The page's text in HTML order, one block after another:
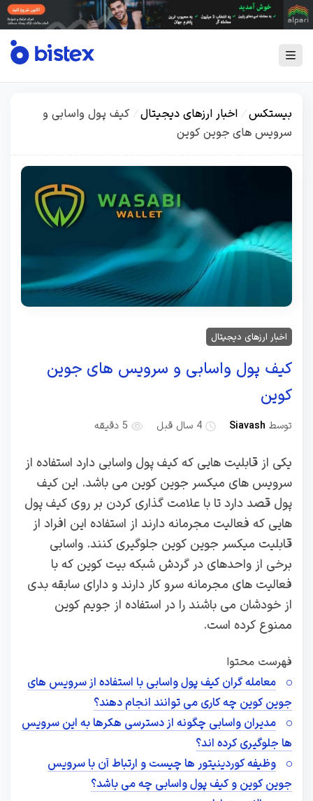
بیستکس اخبار ارزهای دیجیتال
کیف پول واسابی و
سرویس های جوین کوین
اخبار ارزهای دیجیتال
کیف پول واسابی و سرویس های جوین
کوین
توسط Siavash 4 سال قبل 5 دقیقه
یکی از قابلیت هایی که کیف پول واسابی دارد استفاده از
سرویس های میکسر جوین کوین می باشد. این کیف
پول قصد دارد تا با علامت گذاری کردن بر روی کیف پول
هایی که فعالیت مجرمانه دارند از استفاده این افراد از
قابلیت میکسر جوین کوین جلوگیری کنند. واسابی
برخی از واحدهای در گردش شبکه بیت کوین که با
فعالیت های مجرمانه سرو کار دارند و دارای سابقه بدی
از خودشان می باشند را در استفاده از جویم کوین
ممنوع کرده است.
فهرست محتوا
معامله گران کیف پول واسابی با استفاده از سرویس های
جوین کوین چه کاری می توانند انجام دهند؟
مدیران واسابی چگونه از دسترسی هکرها به این سرویس
ها جلوگیری کرده اند؟
وظیفه کوردینیتور ها چیست و ارتباط آن با سرویس
جوین کوین و کیف پول واسابی چه می باشد؟